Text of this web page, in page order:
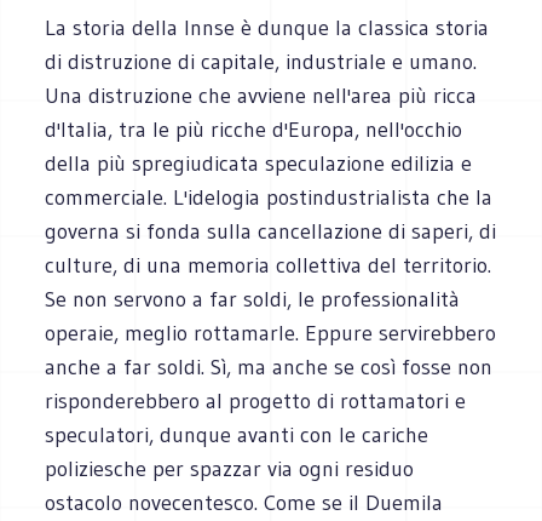
La storia della Innse è dunque la classica storia
di distruzione di capitale, industriale e umano.
Una distruzione che avviene nell'area più ricca
d'Italia, tra le più ricche d'Europa, nell'occhio
della più spregiudicata speculazione edilizia e
commerciale. L'idelogia postindustrialista che la
governa si fonda sulla cancellazione di saperi, di
culture, di una memoria collettiva del territorio.
Se non servono a far soldi, le professionalità
operaie, meglio rottamarle. Eppure servirebbero
anche a far soldi. Sì, ma anche se così fosse non
risponderebbero al progetto di rottamatori e
speculatori, dunque avanti con le cariche
poliziesche per spazzar via ogni residuo
ostacolo novecentesco. Come se il Duemila